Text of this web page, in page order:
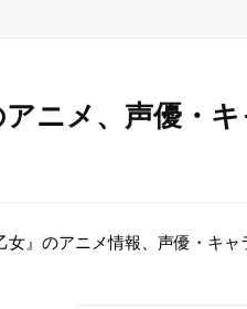
ニメ、声優・
女』のアニメ情報、声優・キ